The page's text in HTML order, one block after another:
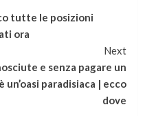
tutte le posizioni
ora
Next
e senza pagare un
paradisiaca | ecco
dove